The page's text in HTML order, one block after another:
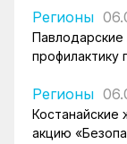
Регионы
профилактику
Регионы
акцию